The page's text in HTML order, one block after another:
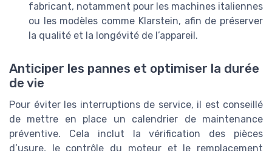
fabricant, notamment pour les machines italiennes
ou les modèles comme Klarstein, afin de préserver
la qualité et la longévité de l’appareil.
Anticiper les pannes et optimiser la durée
de vie
Pour éviter les interruptions de service, il est conseillé
de mettre en place un calendrier de maintenance
préventive. Cela inclut la vérification des pièces
d’usure, le contrôle du moteur et le remplacement